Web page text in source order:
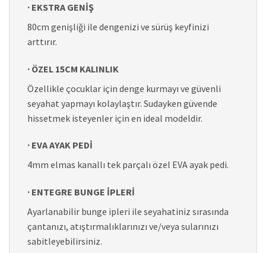
· EKSTRA GENİŞ
80cm genişliği ile dengenizi ve sürüş keyfinizi
arttırır.
· ÖZEL 15CM KALINLIK
Özellikle çocuklar için denge kurmayı ve güvenli
seyahat yapmayı kolaylaştır. Sudayken güvende
hissetmek isteyenler için en ideal modeldir.
· EVA AYAK PEDİ
4mm elmas kanallı tek parçalı özel EVA ayak pedi.
· ENTEGRE BUNGE İPLERİ
Ayarlanabilir bunge ipleri ile seyahatiniz sırasında
çantanızı, atıştırmalıklarınızı ve/veya sularınızı
sabitleyebilirsiniz.